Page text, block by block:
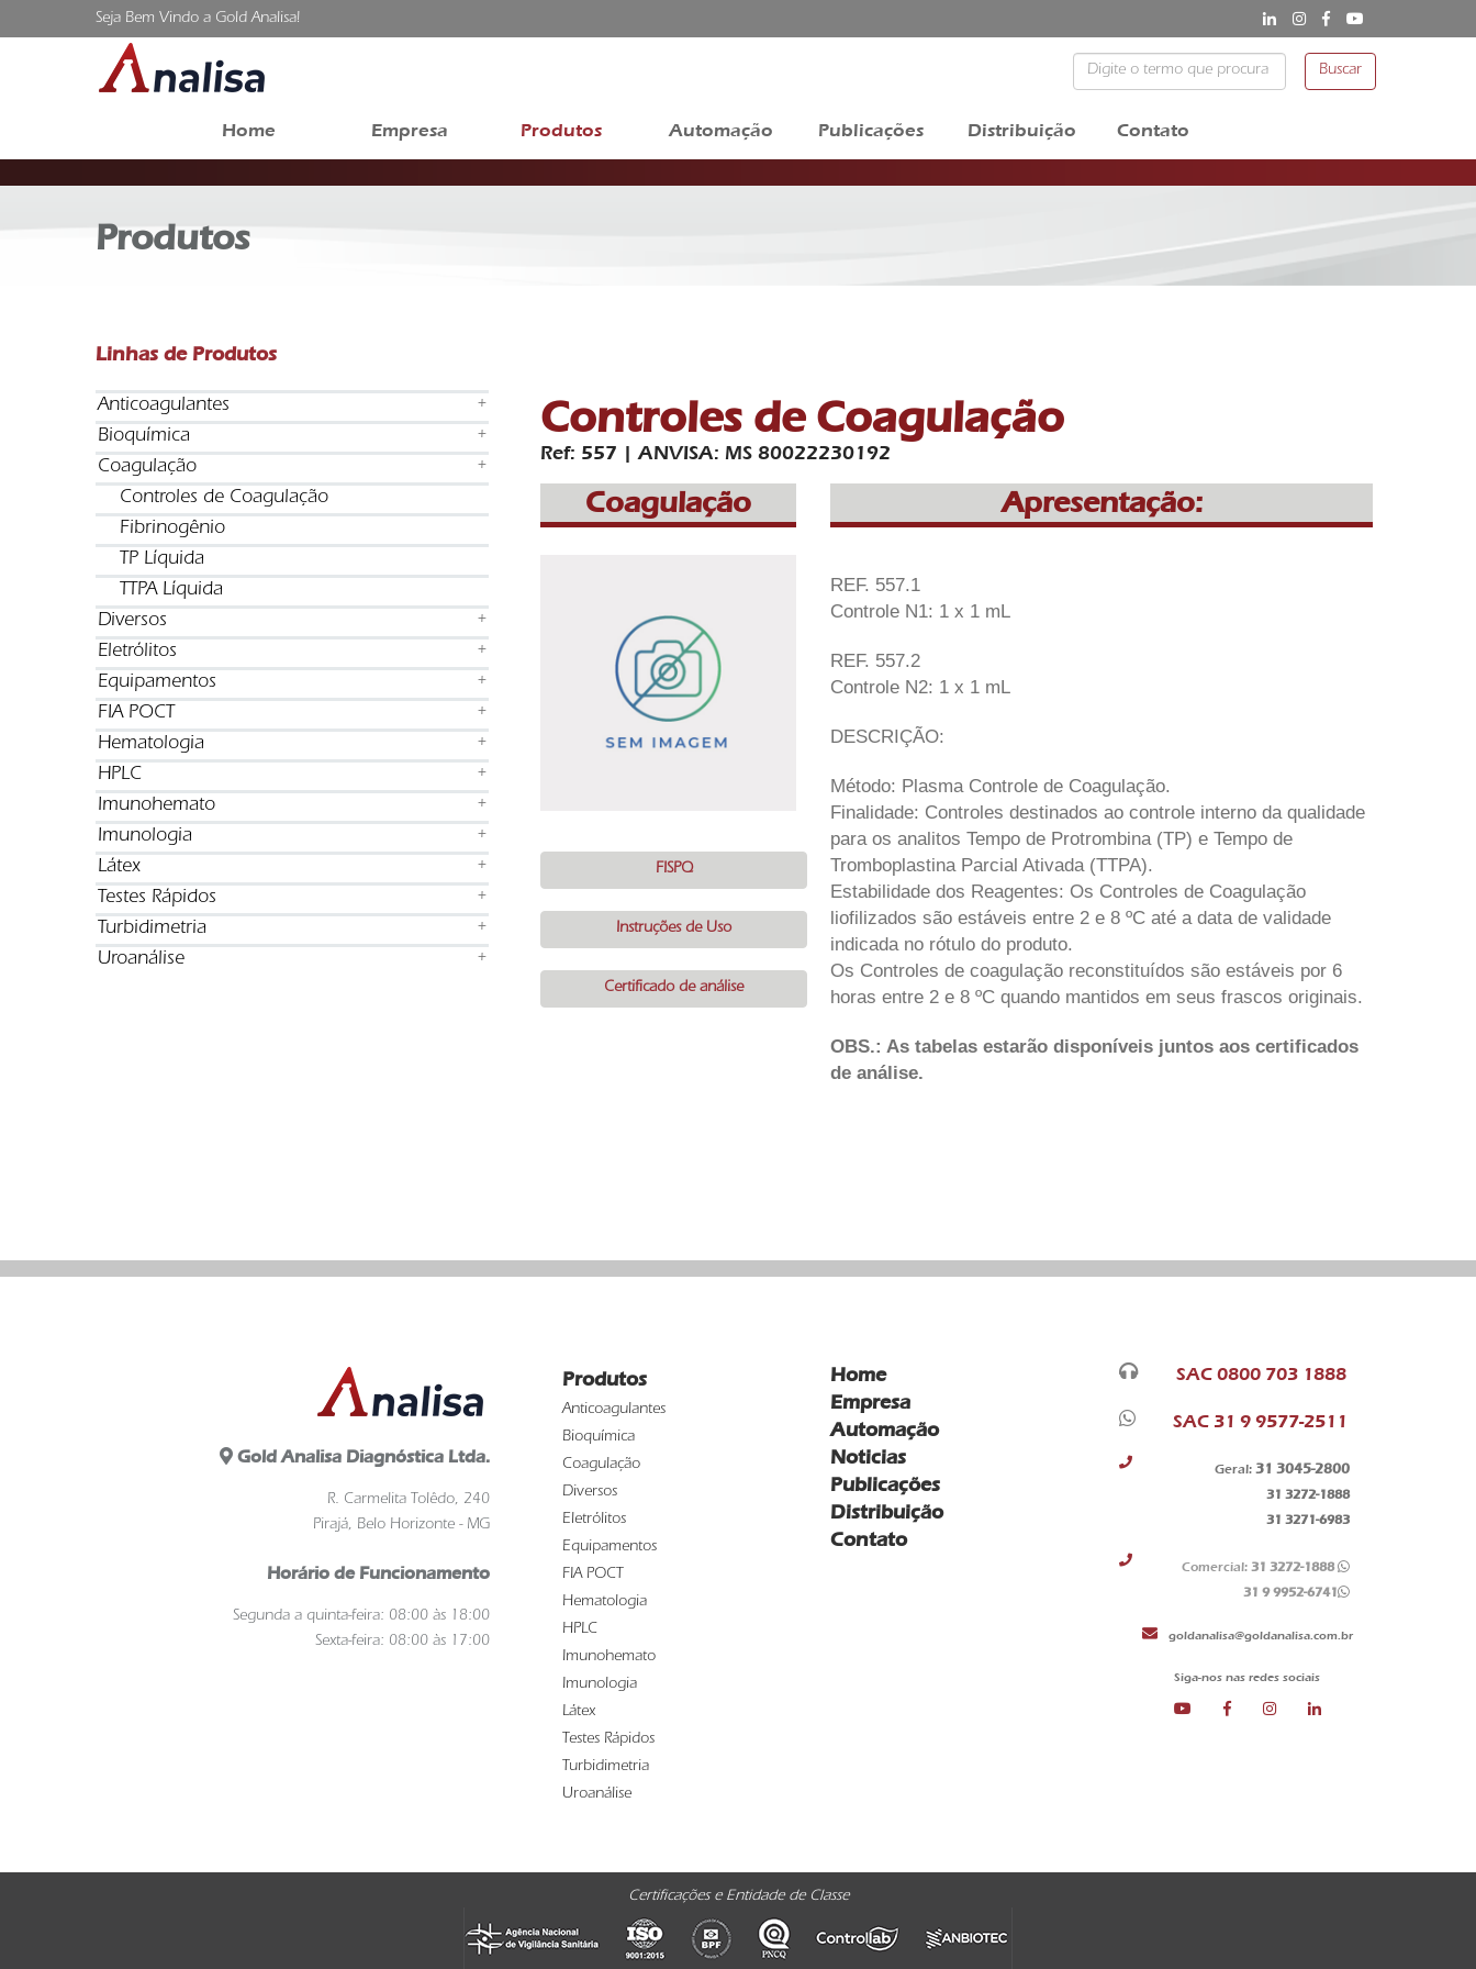
Seja Bem Vindo a Gold Analisa!
Buscar
Home Empresa Produtos Automação Publicações Distribuição Contato
Produtos
Linhas de Produtos
Anticoagulantes +
Bioquímica +
Coagulação +
Controles de Coagulação
Fibrinogênio
TP Líquida
TTPA Líquida
Diversos
+
Eletrólitos +
Equipamentos +
FIA POCT +
Hematologia +
HPLC +
Imunohemato +
Imunologia +
Látex +
Testes Rápidos +
Turbidimetria +
Uroanálise +
Controles de Coagulação
Ref: 557 | ANVISA: MS 80022230192
Coagulação
FISPQ
Instruções de Uso
Certificado de análise
Apresentação:
REF. 557.1
Controle N1: 1 x 1 mL
REF. 557.2
Controle N2: 1 x 1 mL
DESCRIÇÃO:
Método: Plasma Controle de Coagulação.
Finalidade: Controles destinados ao controle interno da qualidade
para os analitos Tempo de Protrombina (TP) e Tempo de
Tromboplastina Parcial Ativada (TTPA).
Estabilidade dos Reagentes: Os Controles de Coagulação
liofilizados são estáveis entre 2 e 8 ºC até a data de validade
indicada no rótulo do produto.
Os Controles de coagulação reconstituídos são estáveis por 6
horas entre 2 e 8 ºC quando mantidos em seus frascos originais.
OBS.: As tabelas estarão disponíveis juntos aos certificados
de análise.
Gold Analisa Diagnóstica Ltda.
R. Carmelita Tolêdo, 240
Pirajá, Belo Horizonte - MG
Horário de Funcionamento
Segunda a quinta-feira: 08:00 às 18:00
Sexta-feira: 08:00 às 17:00
Produtos
Anticoagulantes
Bioquímica
Coagulação
Diversos
Eletrólitos
Equipamentos
FIA POCT
Hematologia
HPLC
Imunohemato
Imunologia
Látex
Testes Rápidos
Turbidimetria
Uroanálise
Home
Empresa
Automação
Noticias
Publicações
Distribuição
Contato
SAC 0800 703 1888
SAC 31 9 9577-2511
Geral:31 3045-2800
31 3272-1888
31 3271-6983
Comercial:31 3272-1888
31 9 9952-6741
goldanalisa@goldanalisa.com.br
Siga-nos nas redes sociais
Certificações e Entidade de Classe